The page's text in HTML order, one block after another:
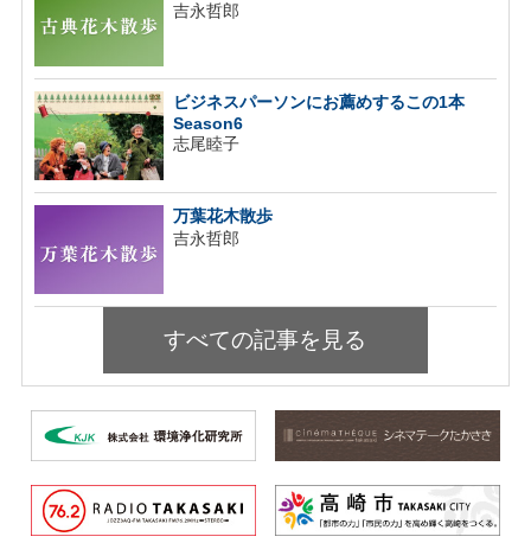
吉永哲郎
ビジネスパーソンにお薦めするこの1本
Season6
志尾睦子
万葉花木散歩
吉永哲郎
すべての記事を見る